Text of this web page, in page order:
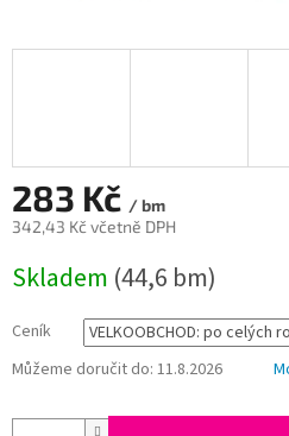
283 Kč / bm
342,43 Kč včetně DPH
cena:
Skladem (44,6 bm)
Ceník
Můžeme doručit do: 11.8.2026